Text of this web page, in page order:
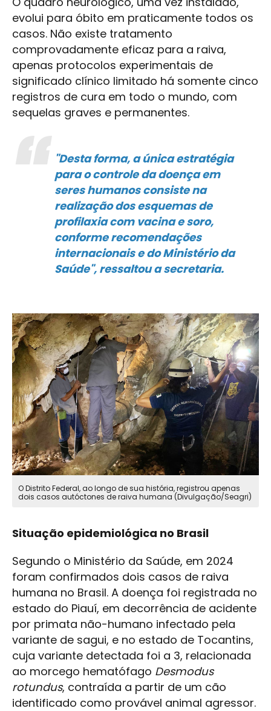
evolui para óbito em praticamente todos os
casos. Não existe tratamento
comprovadamente eficaz para a raiva,
apenas protocolos experimentais de
significado clínico limitado há somente cinco
registros de cura em todo o mundo, com
sequelas graves e permanentes.
"Desta forma, a única estratégia
para o controle da doença em
seres humanos consiste na
realização dos esquemas de
profilaxia com vacina e soro,
conforme recomendações
internacionais e do Ministério da
Saúde", ressaltou a secretaria.
O Distrito Federal, ao longo de sua história, registrou apenas
dois casos autóctones de raiva humana (Divulgação/Seagri)
Situação epidemiológica no Brasil
Segundo o Ministério da Saúde, em 2024
foram confirmados dois casos de raiva
humana no Brasil. A doença foi registrada no
estado do Piauí, em decorrência de acidente
por primata não-humano infectado pela
variante de sagui, e no estado de Tocantins,
cuja variante detectada foi a 3, relacionada
ao morcego hematófago Desmodus
rotundus, contraída a partir de um cão
identificado como provável animal agressor.